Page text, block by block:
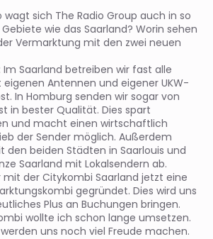
wagt sich The Radio Group auch in so
wie das Saarland? Worin sehen
Vermarktung mit den zwei neuen
Im Saarland betreiben wir fast alle
Antennen und eigener UKW-
In Homburg senden wir sogar von
in bester Qualität. Dies spart
und macht einen wirtschaftlich
der Sender möglich. Außerdem
den beiden Städten in Saarlouis und
Saarland mit Lokalsendern ab.
mit der Citykombi Saarland jetzt eine
gegründet. Dies wird uns
Plus an Buchungen bringen.
wollte ich schon lange umsetzen.
uns noch viel Freude machen.